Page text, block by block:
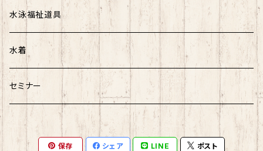
水泳福祉道具
水着
セミナー
保存 シェア LINE ポスト